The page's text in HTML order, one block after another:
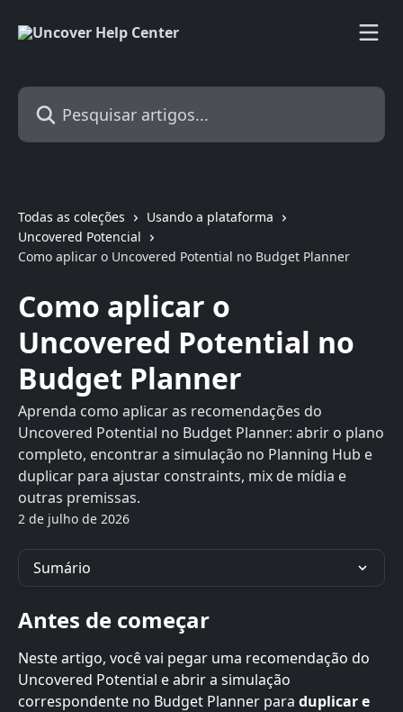
Pesquisar artigos...
Todas as coleções
Usando a plataforma
Uncovered Potencial
Como aplicar o Uncovered Potential no Budget Planner
Como aplicar o
Uncovered Potential no
Budget Planner
Aprenda como aplicar as recomendações do
Uncovered Potential no Budget Planner: abrir o plano
completo, encontrar a simulação no Planning Hub e
duplicar para ajustar constraints, mix de mídia e
outras premissas.
2 de julho de 2026
Sumário
Antes de começar
Neste artigo, você vai pegar uma recomendação do
Uncovered Potential e abrir a simulação
correspondente no Budget Planner para duplicar e